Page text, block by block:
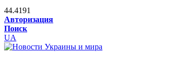
44.4191
Авторизация
Поиск
UA